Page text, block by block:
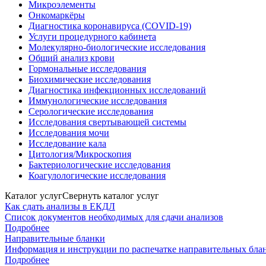
Микроэлементы
Онкомаркёры
Диагностика коронавируса (COVID-19)
Услуги процедурного кабинета
Молекулярно-биологические исследования
Общий анализ крови
Гормональные исследования
Биохимические исследования
Диагностика инфекционных исследований
Иммунологические исследования
Серологические исследования
Исследования свертывающей системы
Исследования мочи
Исследование кала
Цитология/Микроскопия
Бактериологические исследования
Коагулологические исследования
Каталог услугСвернуть каталог услуг
Как сдать анализы в ЕКДЛ
Список документов необходимых для сдачи анализов
Подробнее
Направительные бланки
Информация и инструкции по распечатке направительных
Подробнее